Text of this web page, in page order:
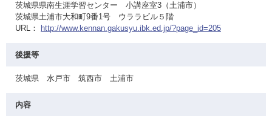
茨城県県南生涯学習センター 小講座室3（土浦市）
茨城県土浦市大和町9番1号 ウララビル５階
URL：
http://www.kennan.gakusyu.ibk.ed.jp/?page_id=205
後援等
茨城県 水戸市 筑西市 土浦市
内容